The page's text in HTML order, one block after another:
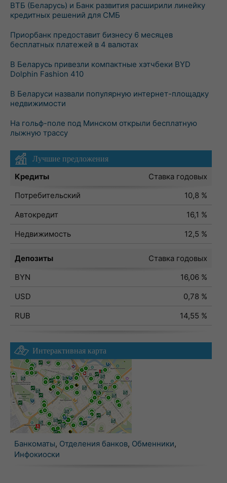
ВТБ (Беларусь) и Банк развития расширили линейку
кредитных решений для СМБ
Приорбанк предоставит бизнесу 6 месяцев
бесплатных платежей в 4 валютах
В Беларусь привезли компактные хэтчбеки BYD
Dolphin Fashion 410
В Беларуси назвали популярную интернет-площадку
недвижимости
На гольф-поле под Минском открыли бесплатную
лыжную трассу
Лучшие предложения
Кредиты
Ставка годовых
Потребительский
10,8 %
Автокредит
16,1 %
Недвижимость
12,5 %
Депозиты
Ставка годовых
BYN
16,06 %
USD
0,78 %
RUB
14,55 %
Интерактивная карта
Банкоматы, Отделения банков, Обменники,
Инфокиоски